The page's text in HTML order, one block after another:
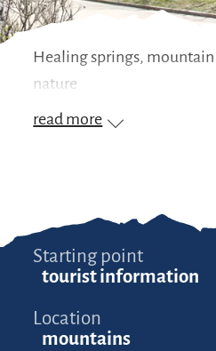
Healing springs, mountain
nature
read more
Starting point
tourist information
Location
mountains